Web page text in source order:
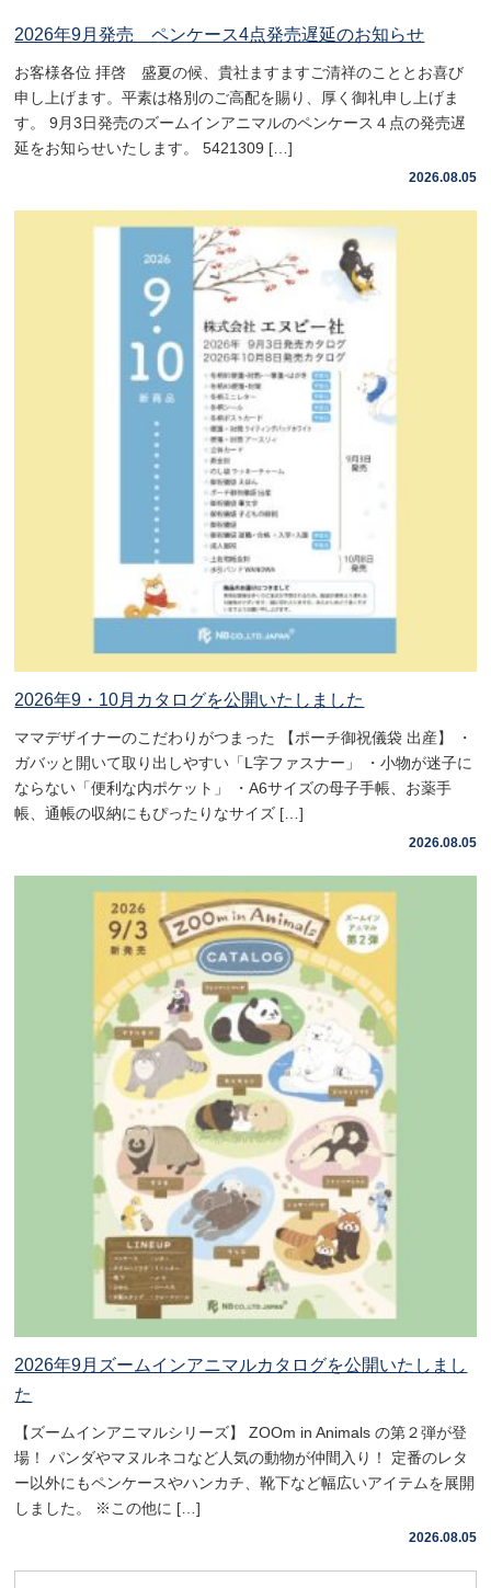
2026年9月発売 ペンケース4点発売遅延のお知らせ
お客様各位 拝啓 盛夏の候、貴社ますますご清祥のこととお喜び
申し上げます。平素は格別のご高配を賜り、厚く御礼申し上げま
す。 9月3日発売のズームインアニマルのペンケース４点の発売遅
延をお知らせいたします。 5421309 […]
2026.08.05
2026年9・10月カタログを公開いたしました
ママデザイナーのこだわりがつまった 【ポーチ御祝儀袋 出産】 ・
ガバッと開いて取り出しやすい「L字ファスナー」 ・小物が迷子に
ならない「便利な内ポケット」 ・A6サイズの母子手帳、お薬手
帳、通帳の収納にもぴったりなサイズ […]
2026.08.05
2026年9月ズームインアニマルカタログを公開いたしまし
た
【ズームインアニマルシリーズ】 ZOOm in Animals の第２弾が登
場！ パンダやマヌルネコなど人気の動物が仲間入り！ 定番のレタ
ー以外にもペンケースやハンカチ、靴下など幅広いアイテムを展開
しました。 ※この他に […]
2026.08.05